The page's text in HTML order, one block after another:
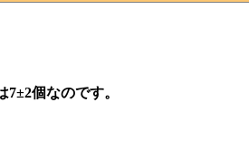
個なのです。